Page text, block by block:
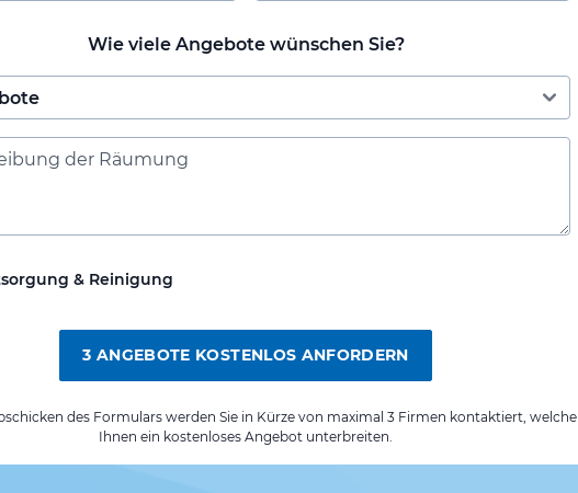
Wie viele Angebote wünschen Sie?
& Reinigung
3 ANGEBOTE KOSTENLOS ANFORDERN
des Formulars werden Sie in Kürze von maximal 3 Firmen kontaktiert, welche
Ihnen ein kostenloses Angebot unterbreiten.